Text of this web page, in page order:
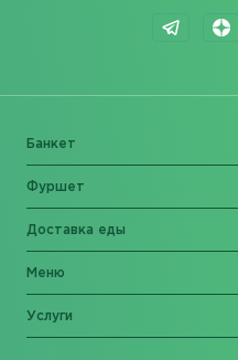
Банкет
Фуршет
Доставка еды
Меню
Услуги